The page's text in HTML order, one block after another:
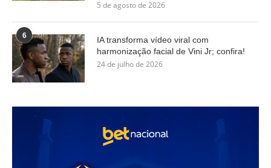
5 de agosto de 2026
6
IA transforma vídeo viral com
harmonização facial de Vini Jr; confira!
24 de julho de 2026